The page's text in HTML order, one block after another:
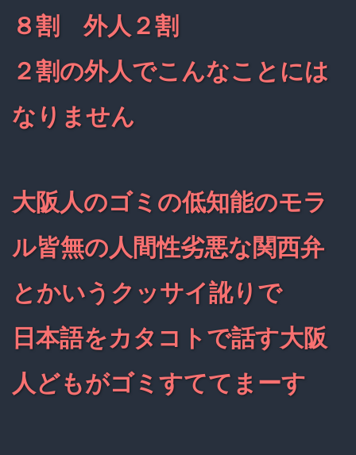
８割 外人２割
２割の外人でこんなことには
なりません
大阪人のゴミの低知能のモラ
ル皆無の人間性劣悪な関西弁
とかいうクッサイ訛りで
日本語をカタコトで話す大阪
人どもがゴミすててまーす